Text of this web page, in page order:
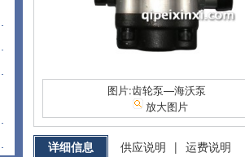
图片:齿轮泵—海沃泵
放大图片
详细信息 供应说明 | 运费说明